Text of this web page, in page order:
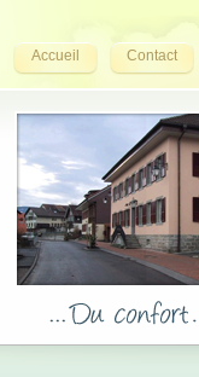
Accueil Contact